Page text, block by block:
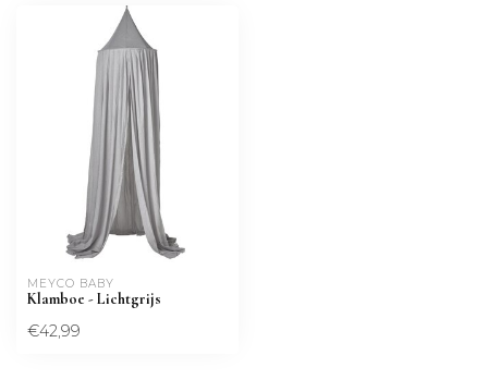
MEYCO BABY
Klamboe - Lichtgrijs
€42,99